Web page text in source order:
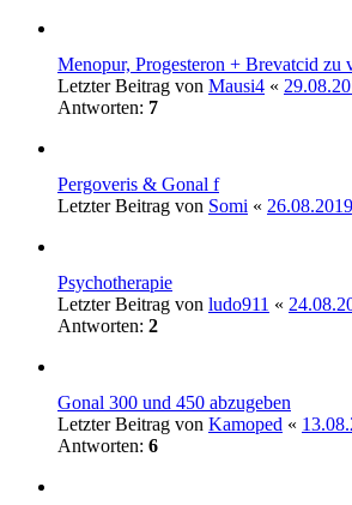
Menopur, Progesteron + Brevatcid zu
Letzter Beitrag von Mausi4 «
Antworten: 7
Pergoveris & Gonal f
Letzter Beitrag von Somi «
Psychotherapie
Letzter Beitrag von ludo911 «
Antworten: 2
Gonal 300 und 450 abzugeben
Letzter Beitrag von Kamoped «
Antworten: 6